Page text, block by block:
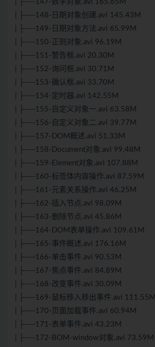
| ├──147-数学对象.avi 165.65M
| ├──148-日期对象创建.avi 145.43M
| ├──149-日期对象方法.avi 65.99M
| ├──150-正则对象.avi 96.19M
| ├──151-警告框.avi 20.30M
| ├──152-询问框.avi 30.71M
| ├──153-确认框.avi 33.70M
| ├──154-定时器.avi 142.55M
| ├──155-自定义对象一.avi 63.58M
| ├──156-自定义对象二.avi 39.77M
| ├──157-DOM概述.avi 51.33M
| ├──158-Document对象.avi 99.48M
| ├──159-Element对象.avi 107.88M
| ├──160-标签体内容操作.avi 87.59M
| ├──161-元素关系操作.avi 46.25M
| ├──162-插入节点.avi 98.09M
| ├──163-删除节点.avi 45.86M
| ├──164-DOM表单操作.avi 109.61M
| ├──165-事件概述.avi 176.16M
| ├──166-单击事件.avi 90.53M
| ├──167-焦点事件.avi 84.89M
| ├──168-改变事件.avi 30.09M
| ├──169-鼠标移入移出事件.avi 111.55M
| ├──170-页面加载事件.avi 60.94M
| ├──171-表单事件.avi 43.23M
| ├──172-BOM-window对象.avi 73.59M